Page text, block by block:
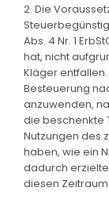
2. Die
Abs. 4 Nr. 1
hat, nicht
Kläger
Besteuerung
anzuwenden,
die beschenkte
Nutzungen des
haben, wie ein
dadurch
diesen